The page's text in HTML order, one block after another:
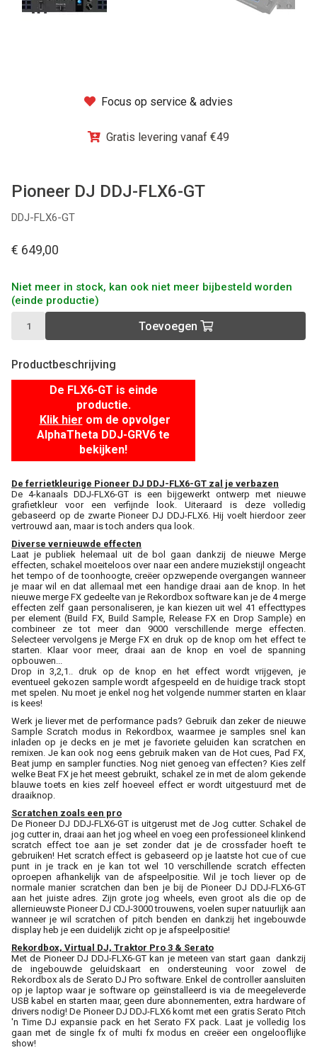
Focus op service & advies
Gratis levering vanaf €49
Pioneer DJ DDJ-FLX6-GT
DDJ-FLX6-GT
€ 649,00
Niet meer in stock, kan ook niet meer bijbesteld worden
(einde productie)
Toevoegen
Productbeschrijving
De FLX6-GT is einde
productie.
Klik hier om de opvolger
AlphaTheta DDJ-GRV6 te
bekijken!
De ferrietkleurige Pioneer DJ DDJ-FLX6-GT zal je verbazen
De 4-kanaals DDJ-FLX6-GT is een bijgewerkt ontwerp met nieuwe
grafietkleur voor een verfijnde look. Uiteraard is deze volledig
gebaseerd op de zwarte Pioneer DJ DDJ-FLX6. Hij voelt hierdoor zeer
vertrouwd aan, maar is toch anders qua look.
Diverse vernieuwde effecten
Laat je publiek helemaal uit de bol gaan dankzij de nieuwe Merge
effecten, schakel moeiteloos over naar een andere muziekstijl ongeacht
het tempo of de toonhoogte, creëer opzwepende overgangen wanneer
je maar wil en dat allemaal met een handige draai aan de knop. In het
nieuwe merge FX gedeelte van je Rekordbox software kan je de 4 merge
effecten zelf gaan personaliseren, je kan kiezen uit wel 41 effecttypes
per element (Build FX, Build Sample, Release FX en Drop Sample) en
combineer ze tot meer dan 9000 verschillende merge effecten.
Selecteer vervolgens je Merge FX en druk op de knop om het effect te
starten. Klaar voor meer, draai aan de knop en voel de spanning
opbouwen...
Drop in 3,2,1.. druk op de knop en het effect wordt vrijgeven, je
eventueel gekozen sample wordt afgespeeld en de huidige track stopt
met spelen. Nu moet je enkel nog het volgende nummer starten en klaar
is kees!
Werk je liever met de performance pads? Gebruik dan zeker de nieuwe
Sample Scratch modus in Rekordbox, waarmee je samples snel kan
inladen op je decks en je met je favoriete geluiden kan scratchen en
remixen. Je kan ook nog eens gebruik maken van de Hot cues, Pad FX,
Beat jump en sampler functies. Nog niet genoeg van effecten? Kies zelf
welke Beat FX je het meest gebruikt, schakel ze in met de alom gekende
blauwe toets en kies zelf hoeveel effect er wordt uitgestuurd met de
draaiknop.
Scratchen zoals een pro
De Pioneer DJ DDJ-FLX6-GT is uitgerust met de Jog cutter. Schakel de
jog cutter in, draai aan het jog wheel en voeg een professioneel klinkend
scratch effect toe aan je set zonder dat je de crossfader hoeft te
gebruiken! Het scratch effect is gebaseerd op je laatste hot cue of cue
punt in je track en je kan tot wel 10 verschillende scratch effecten
oproepen afhankelijk van de afspeelpositie. Wil je toch liever op de
normale manier scratchen dan ben je bij de Pioneer DJ DDJ-FLX6-GT
aan het juiste adres. Zijn grote jog wheels, even groot als die op de
allernieuwste Pioneer DJ CDJ-3000 trouwens, voelen super natuurlijk aan
wanneer je wil scratchen of pitch benden en dankzij het ingebouwde
display heb je een duidelijk zicht op je afspeelpositie!
Rekordbox, Virtual DJ, Traktor Pro 3 & Serato
Met de Pioneer DJ DDJ-FLX6-GT kan je meteen van start gaan dankzij
de ingebouwde geluidskaart en ondersteuning voor zowel de
Rekordbox als de Serato DJ Pro software. Enkel de controller aansluiten
op je laptop waar je software op geïnstalleerd is via de meegeleverde
USB kabel en starten maar, geen dure abonnementen, extra hardware of
drivers nodig! De Pioneer DJ DDJ-FLX6 komt met een gratis Serato Pitch
'n Time DJ expansie pack en het Serato FX pack. Laat je volledig los
gaan met de single fx of multi fx modus en creëer een ongelooflijke
show!